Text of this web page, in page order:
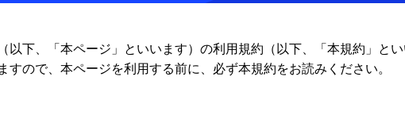
下、「本ページ」といいます）の利用規約（以下、「本規約」と
ので、本ページを利用する前に、必ず本規約をお読みください。